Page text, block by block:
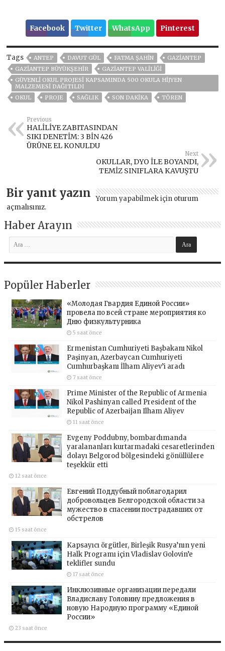
Facebook Twitter WhatsApp Pinterest
Tags ANTEP DAVUT GÜL FATMA ŞAHİN
GAZIANTEP
GAZİANTEP BÜYÜKŞEHİR
GAZİANTEP VALİLİĞİ
GÜVENLİ OKUL PROJESİ KAPSAMINDA 500 OKULA HİJYEN
MALZEMESİ DAĞITILDI
OKUL
PROJE SAĞLIK SON DAKIKA TÖREN
Previous
HALİLİYE ZABITASINDAN
SIKI DENETİM: 3 BİN 426
ÜRÜNE EL KONULDU
Next
OKULLAR, DYO İLE BOYANDI,
TEMİZ SINIFLARA KAVUŞTU
Bir yanıt yazın Yorum yapabilmek için oturum
açmalısınız.
Haber Arayın
Popüler Haberler
«Молодая Гвардия Единой России»
провела по всей стране мероприятия ко
Дню физкультурника
5 saat önce
Ermenistan Cumhuriyeti Başbakanı Nikol
Paşinyan, Azerbaycan Cumhuriyeti
Cumhurbaşkanı İlham Aliyev’i aradı
7 saat önce
Prime Minister of the Republic of Armenia
Nikol Pashinyan called President of the
Republic of Azerbaijan Ilham Aliyev
11 saat önce
Evgeny Poddubny, bombardımanda
yaralananları kurtarmadaki cesaretlerinden
dolayı Belgorod bölgesindeki gönüllülere
teşekkür etti
12 saat önce
Евгений Поддубный поблагодарил
добровольцев Белгородской области за
мужество в спасении пострадавших от
обстрелов
15 saat önce
Kapsayıcı örgütler, Birleşik Rusya’nın yeni
Halk Programı için Vladislav Golovin’e
teklifler sundu
17 saat önce
Инклюзивные организации передали
Владиславу Головину предложения в
новую Народную программу «Единой
России»
23 saat önce